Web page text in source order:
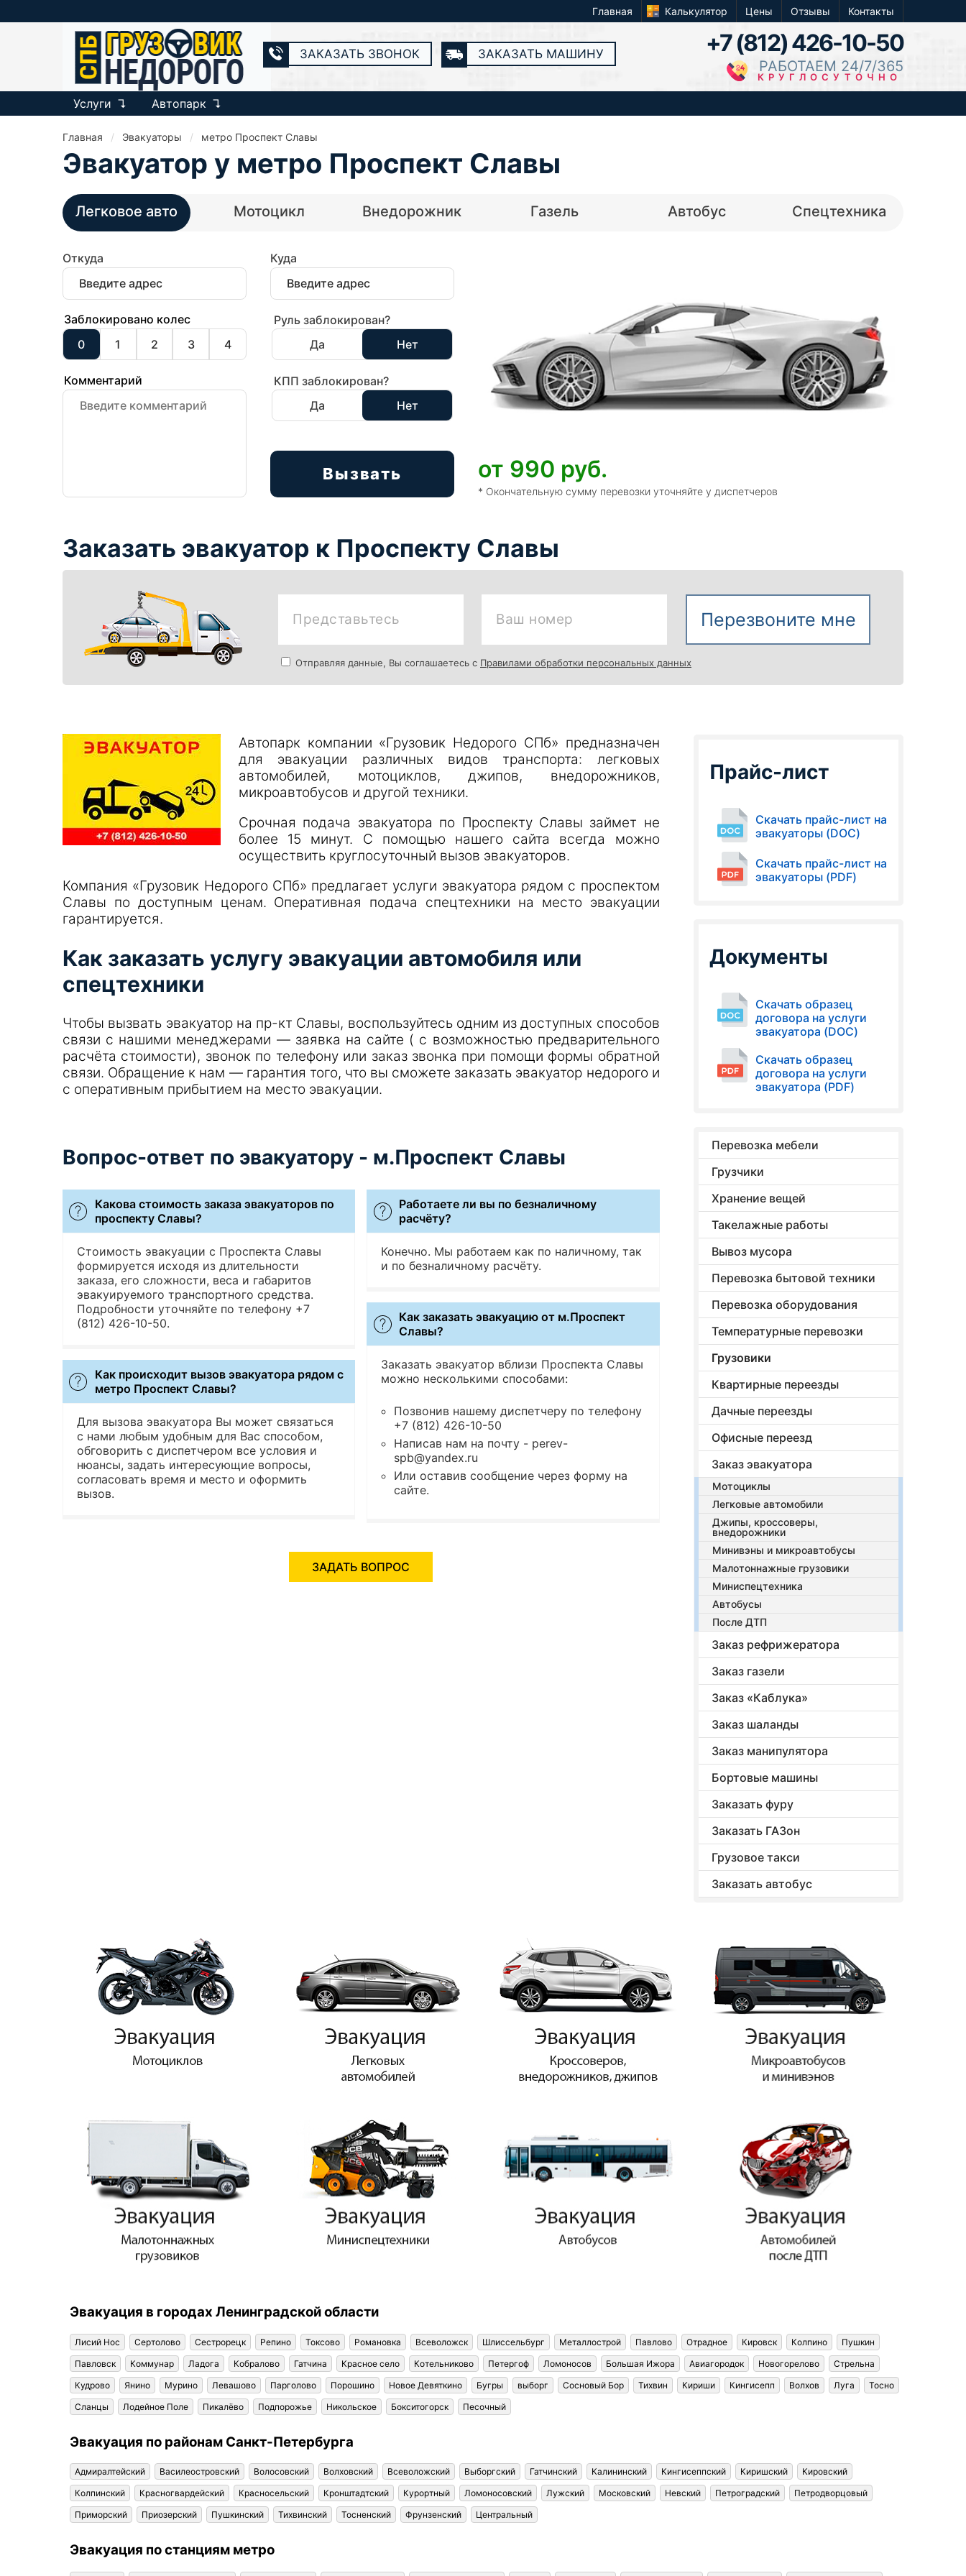
Главная Калькулятор Цены Отзывы Контакты
ЗАКАЗАТЬ МАШИНУ
ЗАКАЗАТЬ ЗВОНОК +7 (812) 426-10-50
РАБОТАЕМ 24/7/365
КРУГЛОСУТОЧНО
Услуги Автопарк
Главная Эвакуаторы метро Проспект Славы
Эвакуатор у метро Проспект Славы
Легковое авто Мотоцикл Внедорожник Газель Автобус Спецтехника
Откуда Куда
Заблокировано колес
0
1 2 3 4
Руль заблокирован?
Да
Нет
Комментарий
КПП заблокирован?
Да
Нет
Вызвать от 990 руб.
* Окончательную сумму перевозки уточняйте у диспетчеров
Заказать эвакуатор к Проспекту Славы
Представьтесь Ваш номер Перезвоните мне
Отправляя данные, Вы соглашаетесь с Правилами обработки персональных данных
Автопарк компании «Грузовик Недорого СПб» предназначен
для эвакуации различных видов транспорта: легковых
автомобилей, мотоциклов, джипов, внедорожников,
микроавтобусов и другой техники.
Срочная подача эвакуатора по Проспекту Славы займет не
более 15 минут. С помощью нашего сайта всегда можно
осуществить круглосуточный вызов эвакуаторов.
Компания «Грузовик Недорого СПб» предлагает услуги эвакуатора рядом с проспектом
Славы по доступным ценам. Оперативная подача спецтехники на место эвакуации
гарантируется.
Как заказать услугу эвакуации автомобиля или
спецтехники
Чтобы вызвать эвакуатор на пр-кт Славы, воспользуйтесь одним из доступных способов
связи с нашими менеджерами — заявка на сайте ( с возможностью предварительного
расчёта стоимости), звонок по телефону или заказ звонка при помощи формы обратной
связи. Обращение к нам — гарантия того, что вы сможете заказать эвакуатор недорого и
с оперативным прибытием на место эвакуации.
Вопрос-ответ по эвакуатору - м.Проспект Славы
Какова стоимость заказа эвакуаторов по
проспекту Славы?
Стоимость эвакуации с Проспекта Славы
формируется исходя из длительности
заказа, его сложности, веса и габаритов
эвакуируемого транспортного средства.
Подробности уточняйте по телефону +7
(812) 426-10-50.
Как происходит вызов эвакуатора рядом с
метро Проспект Славы?
Для вызова эвакуатора Вы может связаться
с нами любым удобным для Вас способом,
обговорить с диспетчером все условия и
нюансы, задать интересующие вопросы,
согласовать время и место и оформить
вызов.
Работаете ли вы по безналичному
расчёту?
Конечно. Мы работаем как по наличному, так
и по безналичному расчёту.
Как заказать эвакуацию от м.Проспект
Славы?
Заказать эвакуатор вблизи Проспекта Славы
можно несколькими способами:
Позвонив нашему диспетчеру по телефону
+7 (812) 426-10-50
Написав нам на почту - perev-
spb@yandex.ru
Или оставив сообщение через форму на
сайте.
ЗАДАТЬ ВОПРОС
Прайс-лист
Скачать прайс-лист на
эвакуаторы (DOC)
Скачать прайс-лист на
эвакуаторы (PDF)
Документы
Скачать образец
договора на услуги
эвакуатора (DOC)
Скачать образец
договора на услуги
эвакуатора (PDF)
Перевозка мебели
Грузчики
Хранение вещей
Такелажные работы
Вывоз мусора
Перевозка бытовой техники
Перевозка оборудования
Температурные перевозки
Грузовики
Квартирные переезды
Дачные переезды
Офисные переезд
Заказ эвакуатора
Мотоциклы
Легковые автомобили
Джипы, кроссоверы,
внедорожники
Минивэны и микроавтобусы
Малотоннажные грузовики
Миниспецтехника
Автобусы
После ДТП
Заказ рефрижератора
Заказ газели
Заказ «Каблука»
Заказ шаланды
Заказ манипулятора
Бортовые машины
Заказать фуру
Заказать ГАЗон
Грузовое такси
Заказать автобус
Эвакуация в городах Ленинградской области
Лисий Нос Сертолово Сестрорецк Репино Токсово Романовка Всеволожск Шлиссельбург Металлострой Павлово Отрадное Кировск Колпино
Пушкин
Павловск
Коммунар Ладога Кобралово Гатчина Красное село Котельниково Петергоф Ломоносов Большая Ижора Авиагородок Новогорелово
Стрельна
Кудрово
Янино Мурино Левашово Парголово Порошино Новое Девяткино Бугры выборг Сосновый Бор Тихвин Кириши Кингисепп Волхов Луга
Тосно
Сланцы
Лодейное Поле Пикалёво Подпорожье Никольское Бокситогорск Песочный
Эвакуация по районам Санкт-Петербурга
Адмиралтейский Василеостровский Волосовский Волховский Всеволожский Выборгский Гатчинский Калининский Кингисеппский Киришский
Кировский
Колпинский
Красногвардейский Красносельский Кронштадтский Курортный Ломоносовский Лужский Московский Невский Петроградский
Петродворцовый
Приморский
Приозерский Пушкинский Тихвинский Тосненский Фрунзенский Центральный
Эвакуация по станциям метро